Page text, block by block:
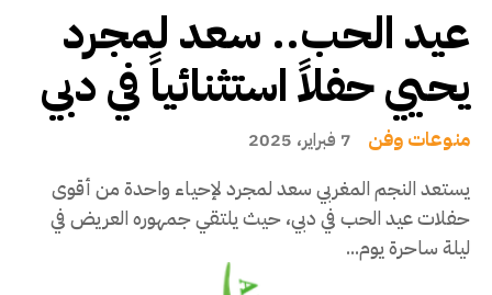
عيد الحب.. سعد لمجرد
يحيي حفلاً استثنائياً في دبي
منوعات وفن 7 فبراير، 2025
يستعد النجم المغربي سعد لمجرد لإحياء واحدة من أقوى
حفلات عيد الحب في دبي، حيث يلتقي جمهوره العريض في
ليلة ساحرة يوم...